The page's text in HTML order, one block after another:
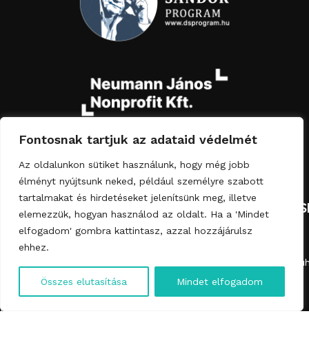
Fontosnak tartjuk az adataid védelmét
Az oldalunkon sütiket használunk, hogy még jobb
élményt nyújtsunk neked, például személyre szabott
tartalmakat és hirdetéseket jelenítsünk meg, illetve
elemezzük, hogyan használod az oldalt. Ha a 'Mindet
elfogadom' gombra kattintasz, azzal hozzájárulsz
ehhez.
Összes elutasítása Mindet elfogadom
NAVIGÁCIÓ
Rólunk
Termékek
Hulladékból
Kapcsolat
KATEGÓRIÁK
Asztallapok
Fürdőszobai
bútor
JOGI
MEGFELELÉS
Adatkezelési
+36-70-584-
3527
English